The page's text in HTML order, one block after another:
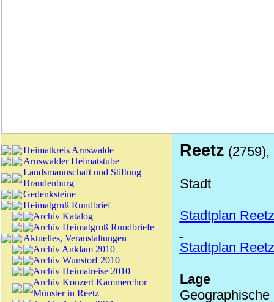
Heimatkreis Arnswalde
Arnswalder Heimatstube
Landsmannschaft und Stiftung
Brandenburg
Gedenksteine
Heimatgruß Rundbrief
Archiv Katalog
Archiv Heimatgruß Rundbriefe
Aktuelles, Veranstaltungen
Archiv Anklam 2010
Archiv Wunstorf 2010
Archiv Heimatreise 2010
Archiv Konzert Kammerchor
Münster in Reetz
Reetz (2759),
Stadt
Stadtplan
Stadtplan
Lage
Geographische